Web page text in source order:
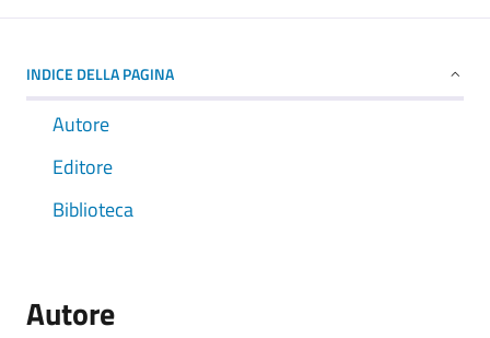
INDICE DELLA PAGINA
Autore
Editore
Biblioteca
Autore